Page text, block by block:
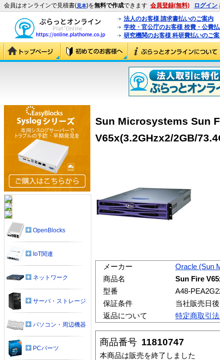
会員はオンラインで見積書(見本)を無料で作成できます 会員登録(無料) ログイン
法人のお客様 請求書払いのご案内
学校・官公庁のお客様 校費・公費
研究機関のお客様 科研費払いのご
Sun Microsystems Sun
V65x(3.2GHzx2/2GB/
メーカー
Oracle (Sun
商品名
Sun Fire
型番
A48-
保証条件
当社販売日
返品について
特定商取引
商品番号 11810747
本商品は販売を終了しました
OpenBlocks
IoT関連
ネットワーク
サーバ・ストレージ
パソコン・周辺機器
PCパーツ